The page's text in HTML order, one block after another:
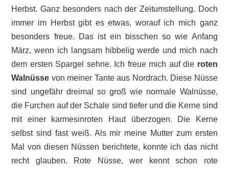
Herbst. Ganz besonders nach der Zeitumstellung. Doch
immer im Herbst gibt es etwas, worauf ich mich ganz
besonders freue. Das ist ein bisschen so wie Anfang
März, wenn ich langsam hibbelig werde und mich nach
dem ersten Spargel sehne. Ich freue mich auf die roten
Walnüsse von meiner Tante aus Nordrach. Diese Nüsse
sind ungefähr dreimal so groß wie normale Walnüsse,
die Furchen auf der Schale sind tiefer und die Kerne sind
mit einer karmesinroten Haut überzogen. Die Kerne
selbst sind fast weiß. Als mir meine Mutter zum ersten
Mal von diesen Nüssen berichtete, konnte ich das nicht
recht glauben. Rote Nüsse, wer kennt schon rote